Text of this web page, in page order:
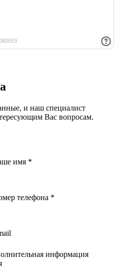
и наш специалист
Вас вопросам.
имя *
телефона *
информация